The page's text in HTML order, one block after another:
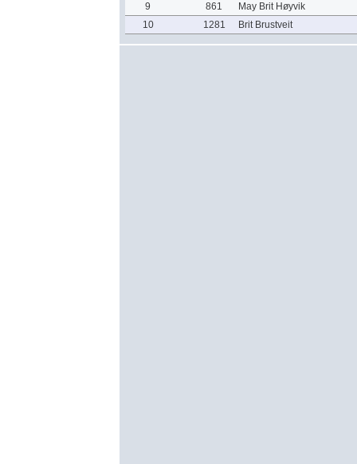
9
861
May Brit Høyvik
10
1281 Brit Brustveit